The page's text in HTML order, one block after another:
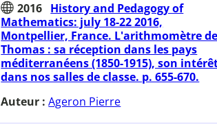
2016 History and Pedagogy of
Mathematics: july 18-22 2016,
Montpellier, France. L'arithmomètre de
Thomas : sa réception dans les pays
méditerranéens (1850-1915), son
dans nos salles de classe. p. 655-670.
Auteur :Ageron Pierre